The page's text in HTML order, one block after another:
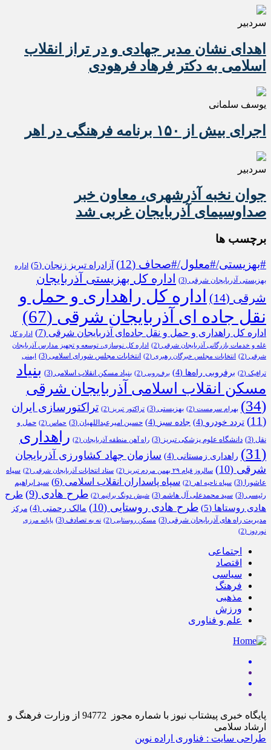
سردبیر
اهدای نشان مدیر جهادی و در تراز انقلاب
اسلامی به دکتر فرهاد فرهودی
یوسف سلمانی
اجرای بیش از ۱۵۰ برنامه فرهنگی در اهر
سردبیر
جوان نخبه آذرشهری، معاون خبر
صداوسیمای آذربایجان غربی شد
برچسب ها
#بهزیستی/#معلول/#صحاف (12) آزادراه تبریز زنجان (5)
اداره
بهزیستی آذربایجان شرقی (3)
اداره کل بهزیستی آذربایجان
شرقی (14)
اداره کل راهداری و حمل و
نقل جاده ای آذربایجان شرقی (67)
اداره کل راهداری و حمل و نقل جاده‌ای آذربایجان شرقی (7)
اداره کل
غله و خدمات بازرگانی آذربایجان شرقی (2)
اداره کل نوسازی، توسعه و تجهیز مدارس آذربایجان
شرقی (2) انتخابات مجلس خبرگان رهبری (2) انتخابات مجلس شورای اسلامی (3) ایمنی
ترافیک (2) برفروبی راه‌ها (4) برف‌روبی (2) بنیاد مسکن انقلاب اسلامی (3)
بنیاد
مسکن انقلاب اسلامی آذربایجان شرقی
(34)
بهرام سرمست (2) بهزیستی (3) تراکتور تبریز (2)
تراکتورسازی ایران
(11)
تردد خودرو (4) جاده سبز (4) حسین امیرعبداللهیان (3) حماس (2)
حمل و
نقل (3) دانشگاه علوم پزشکی تبریز (3) راه آهن منطقه آذربایجان (2)
راهداری
(31)
راهداری زمستانی (4)
سازمان جهاد کشاورزی آذربایجان
شرقی (10) سالروز قیام ۲۹ بهمن مردم تبریز (2) ستاد انتخابات آذربایجان شرقی (2)
سپاه
عاشورا
(3) سپاه ناحیه اهر (2) سپاه پاسداران انقلاب اسلامی (6)
سید ابراهیم
رئیسی (3) سید محمدعلی آل هاشم (3) شیش دونگ برانیم (2) طرح هادی (9)
طرح
هادی روستاها (5) طرح هادی روستایی (10) مالک رحمتی (4)
مرکز
مدیریت راه های آذربایجان شرقی (3) مسکن روستایی (2) نه به تصادف (3)
پایانه مرزی
نوردوز (2)
اجتماعی
اقتصاد
سیاسی
فرهنگ
مذهبی
ورزش
علم و فناوری
پایگاه خبری پیشتاب نیوز با شماره مجوز 94772 از وزارت فرهنگ و
ارشاد سلامی
طراحی سایت : فناوری اراده نوین